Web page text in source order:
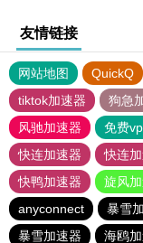
友情链接
网站地图 QuickQ
tiktok加速器
狗急
风驰加速器
免费
快连加速器
快连
快鸭加速器
旋风
anyconnect
暴雪
暴雪加速器
海鸥